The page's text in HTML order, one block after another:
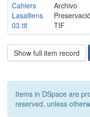
Cahiers
Lasalliens
03.tif
Archivo
TIF
Show full item record
Items in DSpace are
reserved, unless